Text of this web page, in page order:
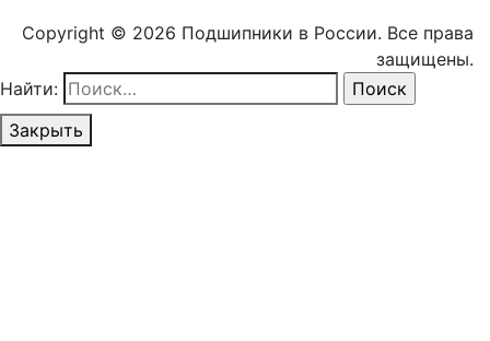
Copyright © 2026 Подшипники в России. Все права
защищены.
Найти:
Закрыть